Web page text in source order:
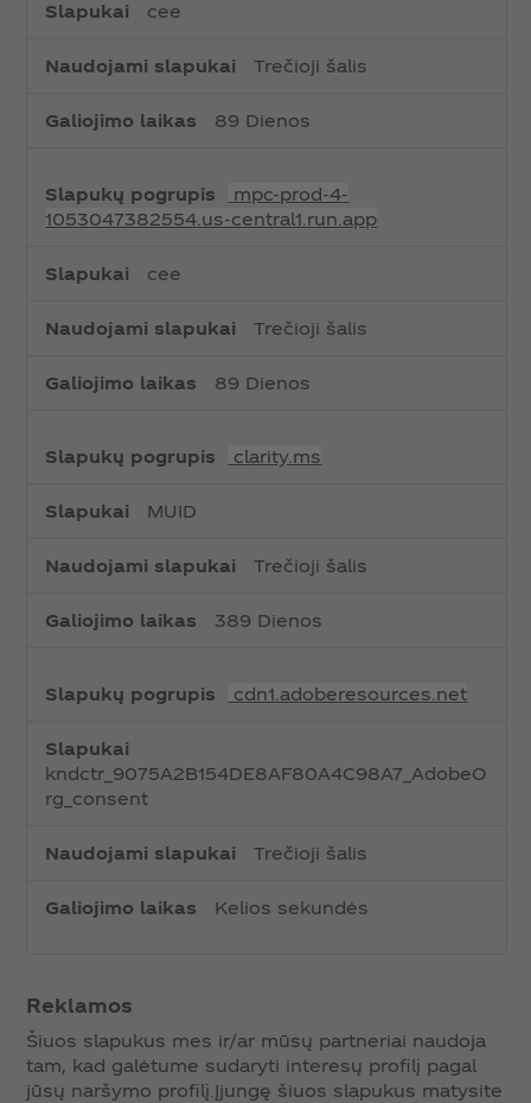
cee
Trečioji šalis
89 Dienos
mpc-prod-4-
1053047382554.us-central1.run.app
cee
Trečioji šalis
89 Dienos
clarity.ms
MUID
Trečioji šalis
389 Dienos
cdn1.adoberesources.net
kndctr_9075A2B154DE8AF80A4C98A7_AdobeO
rg_consent
Trečioji šalis
Kelios sekundės
Reklamos
Šiuos slapukus mes ir/ar mūsų partneriai naudoja
tam, kad galėtume sudaryti interesų profilį pagal
jūsų naršymo profilį.​ Įjungę šiuos slapukus matysite